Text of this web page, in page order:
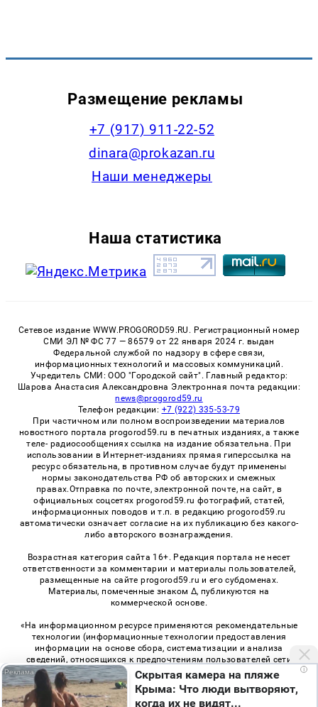
Размещение рекламы
+7 (917) 911-22-52
dinara@prokazan.ru
Наши менеджеры
Наша статистика
Сетевое издание WWW.PROGOROD59.RU. Регистрационный номер
СМИ ЭЛ № ФС 77 — 86579 от 22 января 2024 г. выдан
Федеральной службой по надзору в сфере связи,
информационных технологий и массовых коммуникаций.
Учредитель СМИ: ООО "Городской сайт". Главный редактор:
Шарова Анастасия Александровна Электронная почта редакции:
news@progorod59.ru
Телефон редакции: +7 (922) 335-53-79
При частичном или полном воспроизведении материалов
новостного портала progorod59.ru в печатных изданиях, а также
теле- радиосообщениях ссылка на издание обязательна. При
использовании в Интернет-изданиях прямая гиперссылка на
ресурс обязательна, в противном случае будут применены
нормы законодательства РФ об авторских и смежных
правах.Отправка по почте, электронной почте, на сайт, в
официальных соцсетях progorod59.ru фотографий, статей,
информационных поводов и т.п. в редакцию progorod59.ru
автоматически означает согласие на их публикацию без какого-
либо авторского вознаграждения.
Возрастная категория сайта 16+. Редакция портала не несет
ответственности за комментарии и материалы пользователей,
размещенные на сайте progorod59.ru и его субдоменах.
Материалы, помеченные знаком Δ, публикуются на
коммерческой основе.
«На информационном ресурсе применяются рекомендательные
технологии (информационные технологии предоставления
информации на основе сбора, систематизации и анализа
сведений, относящихся к предпочтениям пользователей сети
«Интернет», находящихся на территории Российской
Федерации)». Правила применения рекомендательных
технологий в виджетах рекламно-обменной сети«СМИ2» (PDF),
«Sparrow» (PDF)
i
Скрытая камера на пляже
Крыма: Что люди вытворяют,
когда их не видят...